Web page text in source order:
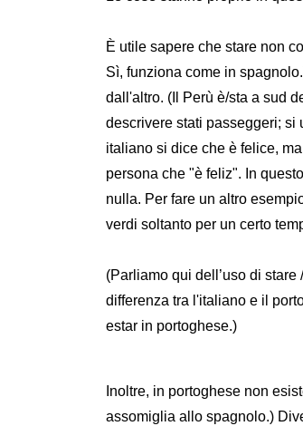
È utile sapere che stare non
Sì, funziona come in
dall'altro. (Il Perù è/sta a sud
descrivere stati passeggeri; si
italiano si dice che è felice,
persona che "è feliz". In
nulla. Per fare un altro
verdi soltanto per un certo
(Parliamo qui dell’uso di
differenza tra l'italiano e il
estar in portoghese.)
Inoltre, in portoghese non
assomiglia allo spagnolo.)